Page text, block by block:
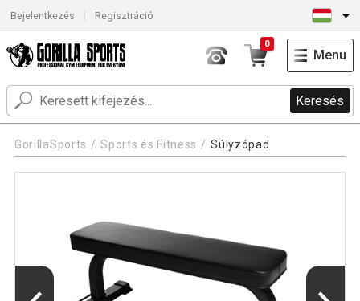
Bejelentkezés Regisztráció
Keresés
0
Menu
GorillaSports Sports és Fitness Súlyzópad